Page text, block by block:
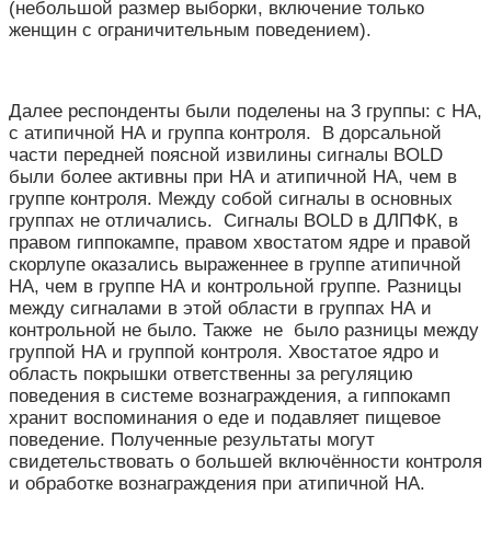
(небольшой размер выборки, включение только
женщин с ограничительным поведением).
Далее респонденты были поделены на 3 группы: с НА,
с атипичной НА и группа контроля. В дорсальной
части передней поясной извилины сигналы BOLD
были более активны при НА и атипичной НА, чем в
группе контроля. Между собой сигналы в основных
группах не отличались. Сигналы BOLD в ДЛПФК, в
правом гиппокампе, правом хвостатом ядре и правой
скорлупе оказались выраженнее в группе атипичной
НА, чем в группе НА и контрольной группе. Разницы
между сигналами в этой области в группах НА и
контрольной не было. Также не было разницы между
группой НА и группой контроля. Хвостатое ядро и
область покрышки ответственны за регуляцию
поведения в системе вознаграждения, а гиппокамп
хранит воспоминания о еде и подавляет пищевое
поведение. Полученные результаты могут
свидетельствовать о большей включённости контроля
и обработке вознаграждения при атипичной НА.